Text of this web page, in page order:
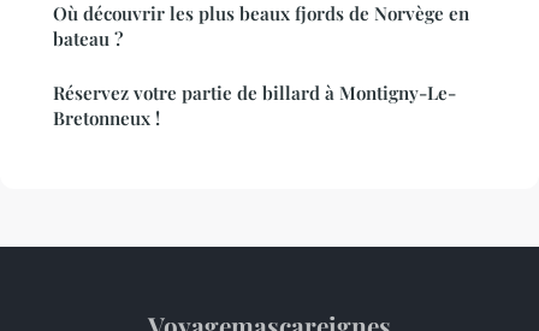
Où découvrir les plus beaux fjords de Norvège en
bateau ?
Réservez votre partie de billard à Montigny-Le-
Bretonneux !